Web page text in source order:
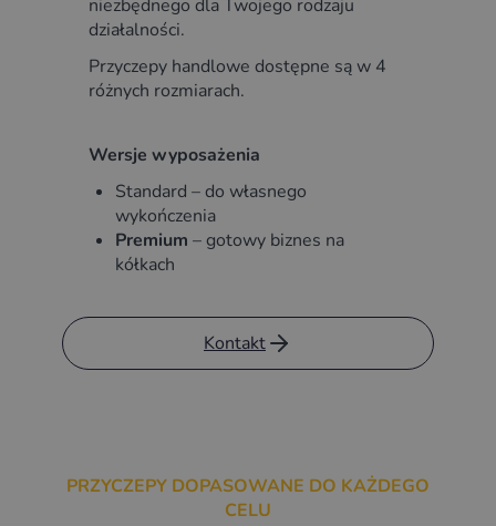
niezbędnego dla Twojego rodzaju
działalności.
Przyczepy handlowe dostępne są w 4
różnych rozmiarach.
Wersje wyposażenia
Standard – do własnego
wykończenia
Premium – gotowy biznes na
kółkach
Kontakt
PRZYCZEPY DOPASOWANE DO KAŻDEGO
CELU